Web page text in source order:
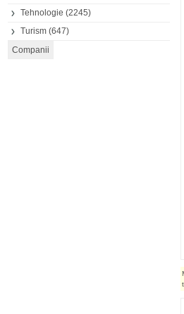
Tehnologie (2245)
Turism (647)